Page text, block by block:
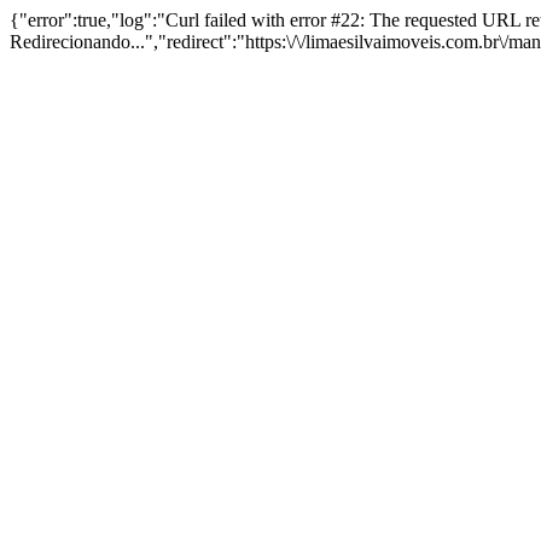
{"error":true,"log":"Curl failed with error #22: The requested URL
Redirecionando...","redirect":"https:\/\/limaesilvaimoveis.com.br\/